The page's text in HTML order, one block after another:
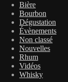
Bière
Bourbon
Dégustation
Évènements
Non classé
Nouvelles
Rhum
Vidéos
Whisky